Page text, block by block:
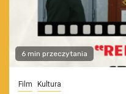
6 min przeczytania
Film Kultura